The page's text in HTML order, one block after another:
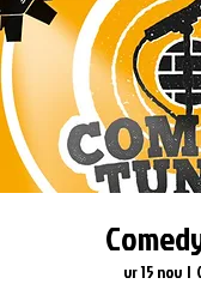
vr 15 nov
  |